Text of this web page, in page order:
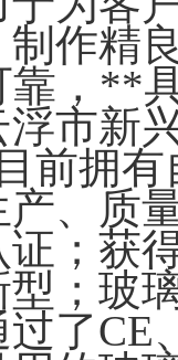
制作精
，**
市新
前拥
、质
；获
；玻
了CE